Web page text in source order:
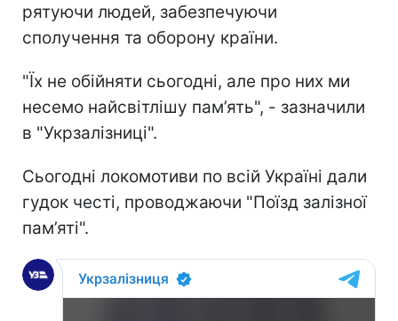
рятуючи людей, забезпечуючи
сполучення та оборону країни.
"Їх не обійняти сьогодні, але про них ми
несемо найсвітлішу пам’ять", - зазначили
в "Укрзалізниці".
Сьогодні локомотиви по всій Україні дали
гудок честі, проводжаючи "Поїзд залізної
пам’яті".